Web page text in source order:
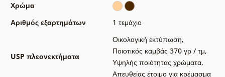
Χρώμα
Αριθμός εξαρτημάτων
1 τεμάχιο
USP πλεονεκτήματα
Οικολογική εκτύπωση,
Ποιοτικός καμβάς 370 γρ / τμ,
Υψηλής ποιότητας χρώματα,
Απευθείας έτοιμο για κρέμασμα